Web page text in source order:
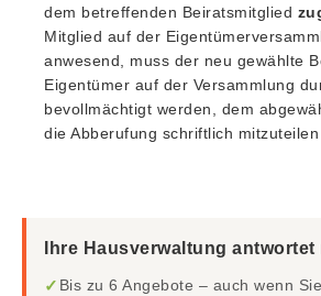
dem betreffenden Beiratsmitglied
Mitglied auf der
anwesend, muss der neu gewählte
Eigentümer auf der Versammlung
bevollmächtigt werden, dem
die Abberufung schriftlich mitzuteilen
Ihre Hausverwaltung
✓ Bis zu 6 Angebote – auch wenn